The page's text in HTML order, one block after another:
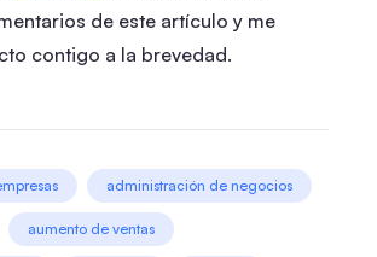
de este artículo y me
contigo a la brevedad.
administración de negocios
aumento de ventas